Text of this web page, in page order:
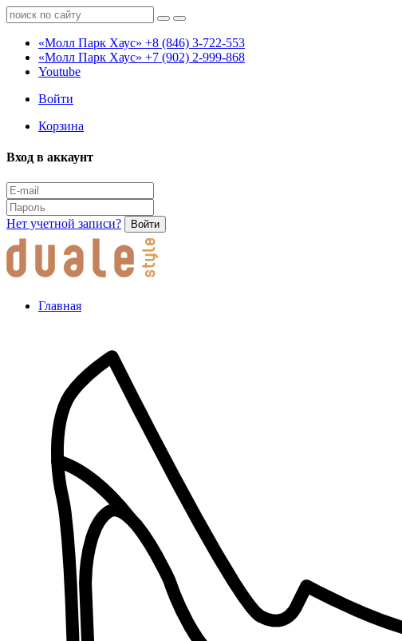
«Молл Парк Хаус» +8 (846) 3-722-553
«Молл Парк Хаус» +7 (902) 2-999-868
Youtube
Войти
Корзина
Вход в аккаунт
Нет учетной записи? Войти
Главная